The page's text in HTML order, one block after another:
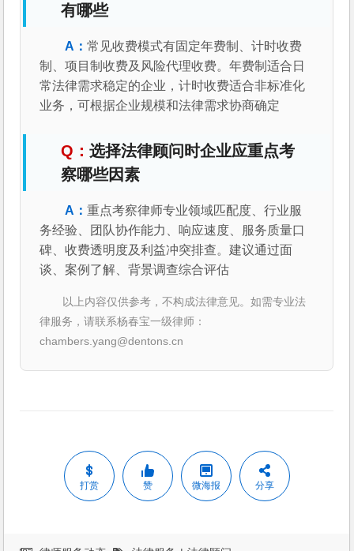
有哪些
常见收费模式有固定年费制、计时收费
制、项目制收费及风险代理收费。年费制适合日
常法律需求稳定的企业，计时收费适合非标准化
业务，可根据企业规模和法律需求协商确定
选择法律顾问时企业应重点考
察哪些因素
重点考察律师专业领域匹配度、行业服
务经验、团队协作能力、响应速度、服务质量口
碑、收费透明度及利益冲突排查。建议通过面
谈、案例了解、背景调查综合评估
以上内容仅供参考，不构成法律意见。如需专业法
律服务，请联系杨春宝一级律师：
chambers.yang@dentons.cn
打赏 赞 微海报 分享